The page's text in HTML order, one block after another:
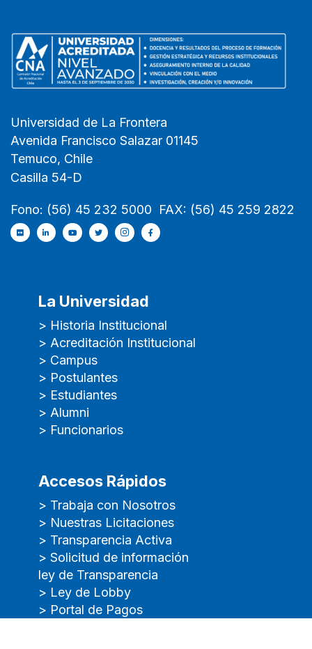
Universidad de La Frontera
Avenida Francisco Salazar 01145
Temuco, Chile
Casilla 54-D
Fono: (56) 45 232 5000 FAX: (56) 45 259 2822
La Universidad
> Historia Institucional
> Acreditación Institucional
> Campus
> Postulantes
> Estudiantes
> Alumni
> Funcionarios
Accesos Rápidos
> Trabaja con Nosotros
> Nuestras Licitaciones
> Transparencia Activa
> Solicitud de información
ley de Transparencia
> Ley de Lobby
> Portal de Pagos